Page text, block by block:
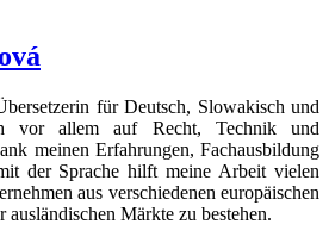
für Deutsch, Slowakisch und
vor allem auf Recht, Technik und
meinen Erfahrungen, Fachausbildung
der Sprache hilft meine Arbeit vielen
aus verschiedenen europäischen
Märkte zu bestehen.